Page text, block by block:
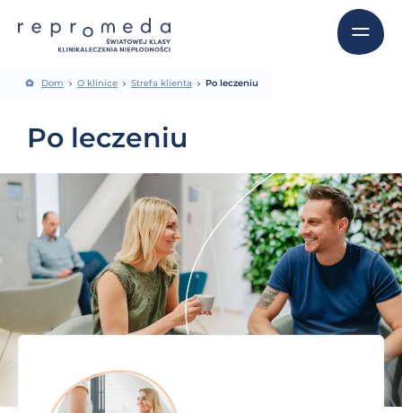
Dom O klinice Strefa klienta Po leczeniu
Po leczeniu